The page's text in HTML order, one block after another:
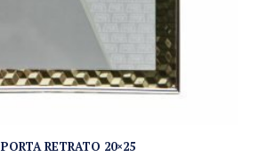
PORTA RETRATO 20×25